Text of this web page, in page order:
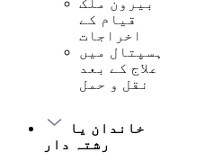
قیام کے
اخراجات
ہسپتال میں
علاج کے بعد
نقل و حمل
خاندان یا
رشتہ دار